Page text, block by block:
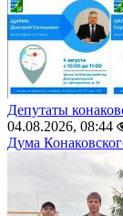
Депутаты
04.08.2026, 08:44
Дума